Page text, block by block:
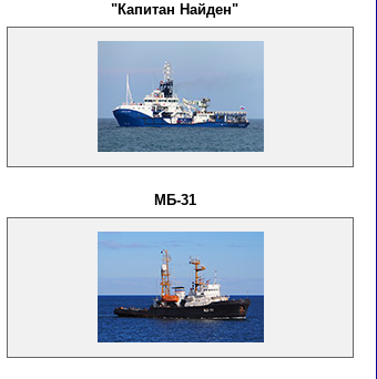
"Капитан Найден"
МБ-31